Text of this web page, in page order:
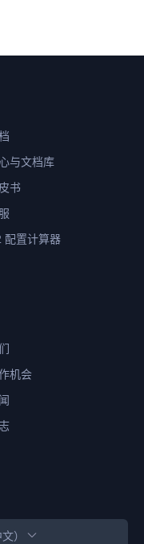
与文档库
书
配置计算器
机会
）